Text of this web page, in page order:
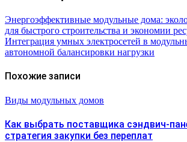
Энергоэффективные модульные дома:
для быстрого строительства и экономии
Интеграция умных электросетей в
автономной балансировки нагрузки
Похожие записи
Виды модульных домов
Как выбрать поставщика сэндвич-
стратегия закупки без переплат